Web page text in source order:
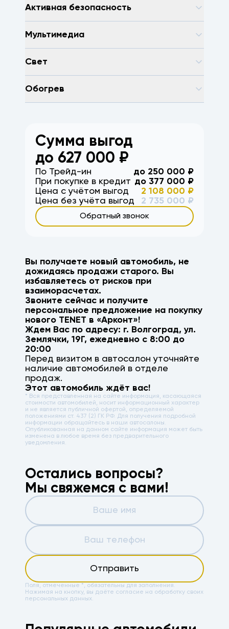
Активная безопасность
Мультимедиа
Свет
Обогрев
Сумма выгод
до 627 000 ₽
По Трейд-ин до 250 000 ₽
При покупке в кредит до 377 000 ₽
Цена с учётом выгод
2 108 000 ₽
Цена без учёта выгод
2 735 000 ₽
Обратный звонок
Вы получаете новый автомобиль, не
дожидаясь продажи старого. Вы
избавляетесь от рисков при
взаиморасчетах.
Звоните сейчас и получите
персональное предложение на покупку
нового TENET в «Арконт»!
Ждем Вас по адресу: г. Волгоград,ул.
Землячки, 19Г, ежедневно с 8:00 до
20:00
Перед визитом в автосалон уточняйте
наличие автомобилей в отделе
продаж.
Этот автомобиль ждёт вас!
* Вся представленная на сайте информация, касающаяся
стоимости автомобилей, носит информационный характер
и не является публичной офертой, определяемой
положениями ст. 437 (2) ГК РФ. Для получения подробной
информации обращайтесь в наши автосалоны.
Опубликованная на данном сайте информация может быть
изменена в любое время без предварительного
уведомления.
Остались вопросы?
Мы свяжемся с вами!
Отправить
Поля, отмеченные *, обязательны для заполнения.
Нажимая на кнопку, вы даёте согласие на обработку своих
персональных данных.